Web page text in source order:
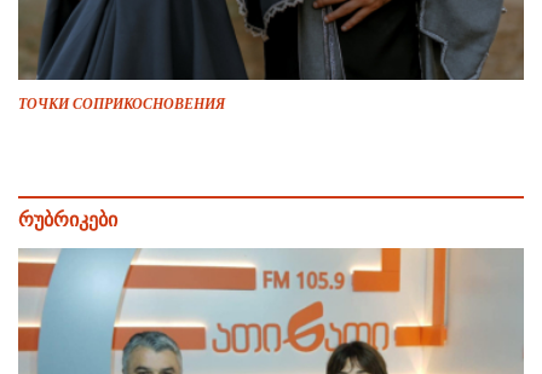
ТОЧКИ СОПРИКОСНОВЕНИЯ
რუბრიკები